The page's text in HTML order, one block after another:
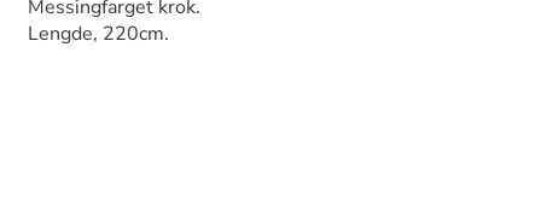
Messingfarget krok.
Lengde, 220cm.